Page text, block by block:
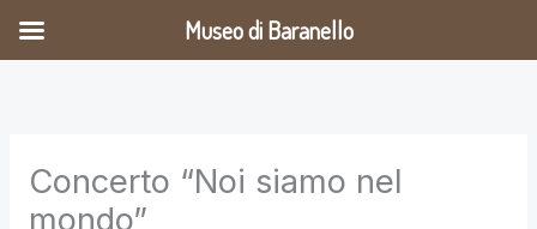
Concerto “Noi siamo nel
mondo”
Museo di Baranello